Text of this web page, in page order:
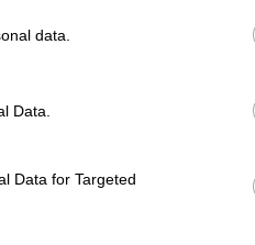
data.
Data.
Data for Targeted
με
με 1-0 (όπως και
στο 42’
συνέχεια το
είχε
Ενσίσο δεν